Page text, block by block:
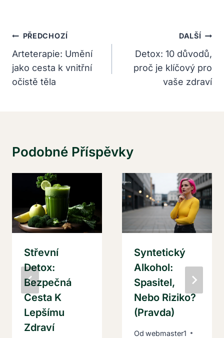
Navigace
Pro
Příspěvek
PŘEDCHOZÍ
Arteterapie: Umění
jako cesta k vnitřní
očistě těla
DALŠÍ
Detox: 10 důvodů,
proč je klíčový pro
vaše zdraví
Podobné Příspěvky
Střevní
Detox:
Bezpečná
Cesta K
Lepšímu
Zdraví
Syntetický
Alkohol:
Spasitel,
Nebo Riziko?
(Pravda)
Od webmaster1